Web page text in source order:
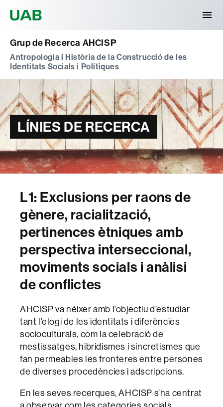
Grup de Recerca AHCISP
Antropologia i Història de la Construcció de les
Identitats Socials i Polítiques
LÍNIES DE RECERCA
L1: Exclusions per raons de
gènere, racialització,
pertinences ètniques amb
perspectiva interseccional,
moviments socials i anàlisi
de conflictes
AHCISP va néixer amb l’objectiu d’estudiar
tant l’elogi de les identitats i diferències
socioculturals, com la celebració de
mestissatges, hibridismes i sincretismes que
fan permeables les fronteres entre persones
de diverses procedències i adscripcions.
En les seves recerques, AHCISP s’ha centrat